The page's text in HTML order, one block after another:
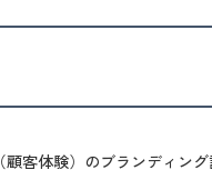
客体験）のブランディン